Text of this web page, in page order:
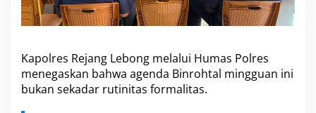
Kapolres Rejang Lebong melalui Humas Polres
menegaskan bahwa agenda Binrohtal mingguan ini
bukan sekadar rutinitas formalitas.